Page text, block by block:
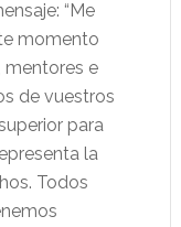
“Me
momento
mentores e
de vuestros
para
la
Todos